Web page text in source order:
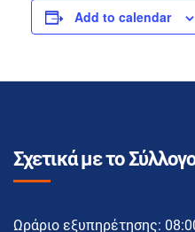
Add to calendar
Σχετικά με το
Ωράριο εξυπηρέτησης: